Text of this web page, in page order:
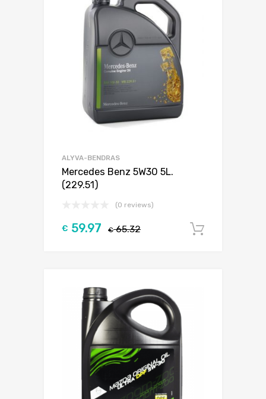
ALYVA-BENDRAS
Mercedes Benz 5W30 5L.
(229.51)
(0 reviews)
€65.32
€ 59.97